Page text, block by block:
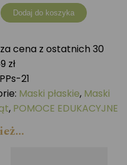
Dodaj do koszyka
cena z ostatnich 30
zł
21
Maski płaskie, Maski
, POMOCE EDUKACYJNE